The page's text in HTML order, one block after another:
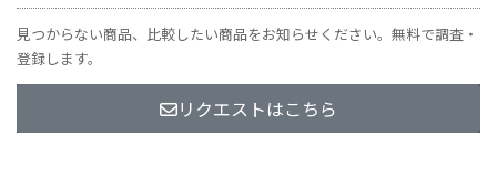
見つからない商品、比較したい商品をお知らせください。無料で調査・
登録します。
リクエストはこちら